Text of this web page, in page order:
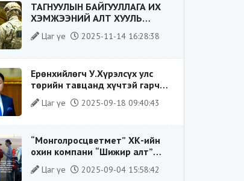
ТАГНУУЛЫН БАЙГУУЛЛАГА ИХ
ХЭМЖЭЭНИЙ АЛТ ХУУЛЬ
БУСААР ХИЛЭЭР ГАРГАХ ГЭЖ
БАЙСАН ҮЙЛДЛИЙГ ТАСЛАН
Цаг үе 2025-11-14 16:28:38
Ерөнхийлөгч У.Хүрэлсүх улс
төрийн тавцанд хүчтэй гарч
ирэхдээ өөрийгөө шударга
ёсны төлөө тэмцэгч, “хуучин
таниулсан.
Цаг үе 2025-09-18 09:40:43
“Монголросцветмет” ХК-ийн
охин компани “Шижир алт”
ХХК-ийн Гүйцэтгэх захирлаар
ажиллаж байсан О.Баттөмөрт
Цаг үе 2025-09-04 15:58:42